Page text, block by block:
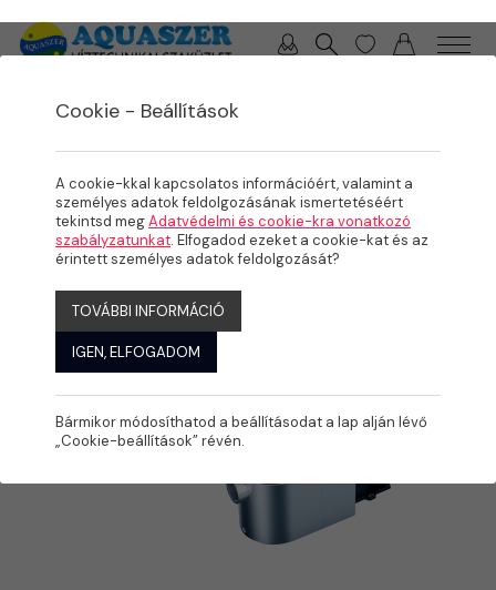
Cookie - Beállítások
A cookie-kkal kapcsolatos információért, valamint a
személyes adatok feldolgozásának ismertetéséért
tekintsd megAdatvédelmi és cookie-kra vonatkozó
szabályzatunkat. Elfogadod ezeket a cookie-kat és az
érintett személyes adatok feldolgozását?
TOVÁBBI INFORMÁCIÓ
IGEN, ELFOGADOM
Bármikor módosíthatod a beállításodat a lap alján lévő
„Cookie-beállítások” révén.